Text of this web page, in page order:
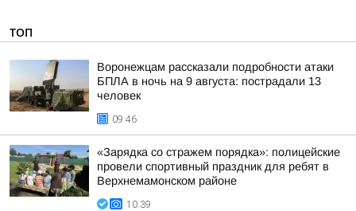
ТОП
Воронежцам рассказали подробности атаки
БПЛА в ночь на 9 августа: пострадали 13
человек
09:46
«Зарядка со стражем порядка»: полицейские
провели спортивный праздник для ребят в
Верхнемамонском районе
10:39